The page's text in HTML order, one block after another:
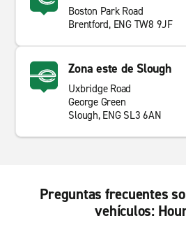
Boston Park Road
Brentford, ENG TW8 9JF
Zona este de Slough
Uxbridge Road
George Green
Slough, ENG SL3 6AN
Preguntas frecuentes
vehículos: